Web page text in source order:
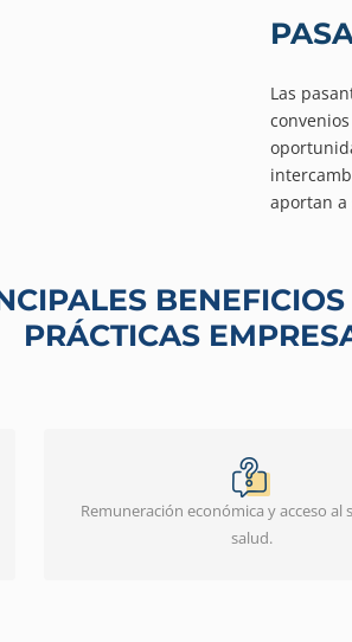
Las
aportan a
PRÁCTICAS
Remuneración económica y acceso al
salud.